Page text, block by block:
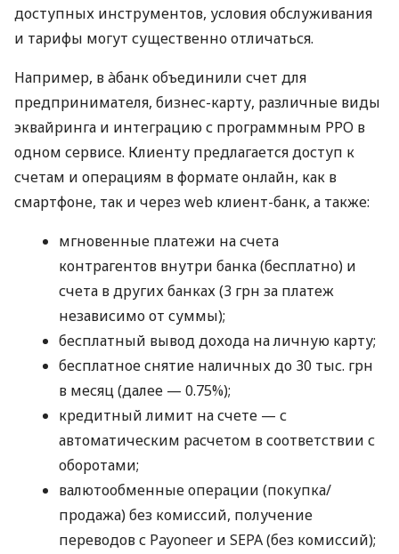
доступных инструментов, условия обслуживания
и тарифы могут существенно отличаться.
Например, в àбанк объединили счет для
предпринимателя, бизнес-карту, различные виды
эквайринга и интеграцию с программным РРО в
одном сервисе. Клиенту предлагается доступ к
счетам и операциям в формате онлайн, как в
смартфоне, так и через web клиент-банк, а также:
мгновенные платежи на счета
контрагентов внутри банка (бесплатно) и
счета в других банках (3 грн за платеж
независимо от суммы);
бесплатный вывод дохода на личную карту;
бесплатное снятие наличных до 30 тыс. грн
в месяц (далее — 0.75%);
кредитный лимит на счете — с
автоматическим расчетом в соответствии с
оборотами;
валютообменные операции (покупка/
продажа) без комиссий, получение
переводов с Payoneer и SEPA (без комиссий);